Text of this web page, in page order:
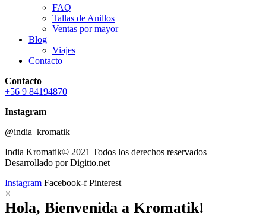
FAQ
Tallas de Anillos
Ventas por mayor
Blog
Viajes
Contacto
Contacto
+56 9 84194870
Instagram
@india_kromatik
India Kromatik© 2021 Todos los derechos reservados
Desarrollado por Digitto.net
Instagram Facebook-f Pinterest
×
Hola, Bienvenida a Kromatik!